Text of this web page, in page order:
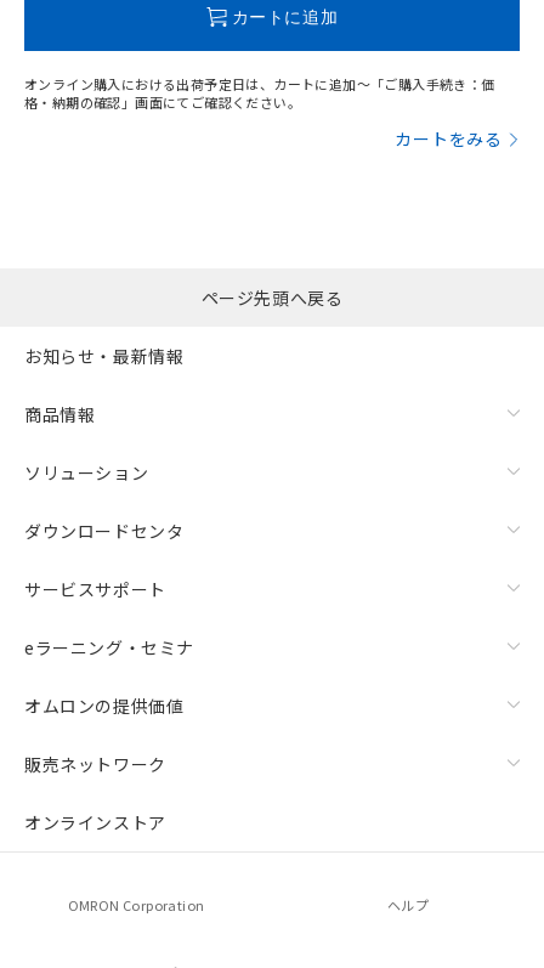
カートに追加
オンライン購入における出荷予定日は、カートに追加～「ご購入手続き：価
格・納期の確認」画面にてご確認ください。
カートをみる
ページ先頭へ戻る
お知らせ・最新情報
商品情報
ソリューション
ダウンロードセンタ
サービスサポート
eラーニング・セミナ
オムロンの提供価値
販売ネットワーク
オンラインストア
OMRON Corporation ヘルプ